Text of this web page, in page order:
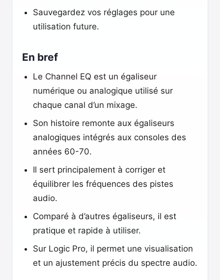
Sauvegardez vos réglages pour une
utilisation future.
En bref
Le Channel EQ est un égaliseur
numérique ou analogique utilisé sur
chaque canal d’un mixage.
Son histoire remonte aux égaliseurs
analogiques intégrés aux consoles des
années 60-70.
Il sert principalement à corriger et
équilibrer les fréquences des pistes
audio.
Comparé à d’autres égaliseurs, il est
pratique et rapide à utiliser.
Sur Logic Pro, il permet une visualisation
et un ajustement précis du spectre audio.